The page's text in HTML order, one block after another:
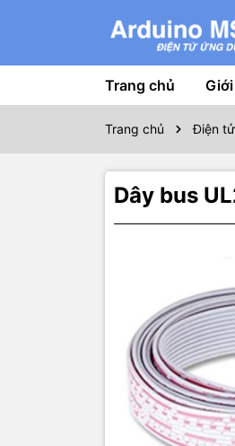
Trang chủ
Trang chủ Điện
Dây bus